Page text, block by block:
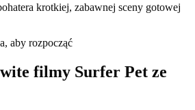
krotkiej, zabawnej sceny gotowej
aby rozpocząć
filmy Surfer Pet ze